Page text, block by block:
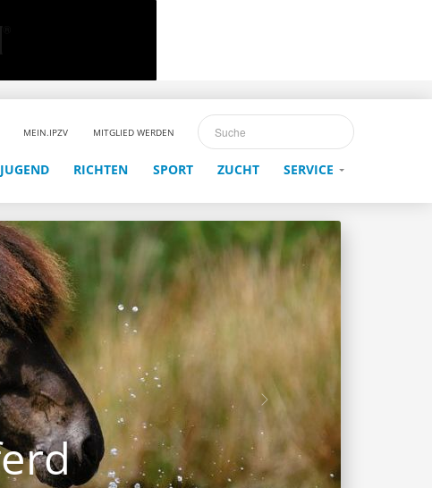
MEIN.IPZV MITGLIED WERDEN
JUGEND RICHTEN SPORT ZUCHT SERVICE